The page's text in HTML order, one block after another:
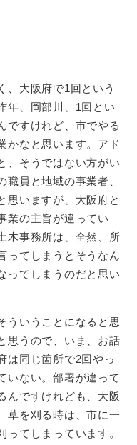
、大阪府で1回という
年、岡部川、1回とい
ですけれど、市でやる
かなと思います。アド
、そうではない方がい
職員と地域の事業者、
思いますが、大阪府と
業の主旨が違ってい
木事務所は、全然、所
ってしまうとそうなん
ってしまうのだと思い
ういうことになると思
思うので、いま、お話
は同じ箇所で2回やっ
いない。部署が違って
んですけれども、大阪
草を刈る時は、市に一
てしまっています。